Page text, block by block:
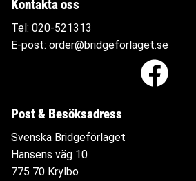
Kontakta oss
Tel: 020-521313
E-post: order@bridgeforlaget.se
Post & Besöksadress
Svenska Bridgeförlaget
Hansens väg 10
775 70 Krylbo